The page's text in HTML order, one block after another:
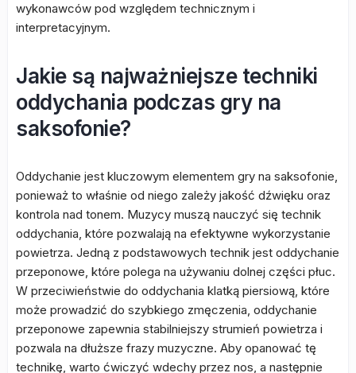
wykonawców pod względem technicznym i
interpretacyjnym.
Jakie są najważniejsze techniki
oddychania podczas gry na
saksofonie?
Oddychanie jest kluczowym elementem gry na saksofonie,
ponieważ to właśnie od niego zależy jakość dźwięku oraz
kontrola nad tonem. Muzycy muszą nauczyć się technik
oddychania, które pozwalają na efektywne wykorzystanie
powietrza. Jedną z podstawowych technik jest oddychanie
przeponowe, które polega na używaniu dolnej części płuc.
W przeciwieństwie do oddychania klatką piersiową, które
może prowadzić do szybkiego zmęczenia, oddychanie
przeponowe zapewnia stabilniejszy strumień powietrza i
pozwala na dłuższe frazy muzyczne. Aby opanować tę
technikę, warto ćwiczyć wdechy przez nos, a następnie